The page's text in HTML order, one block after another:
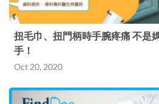
扭毛巾、扭門柄時手腕疼痛 不是
手！
Oct 20, 2020